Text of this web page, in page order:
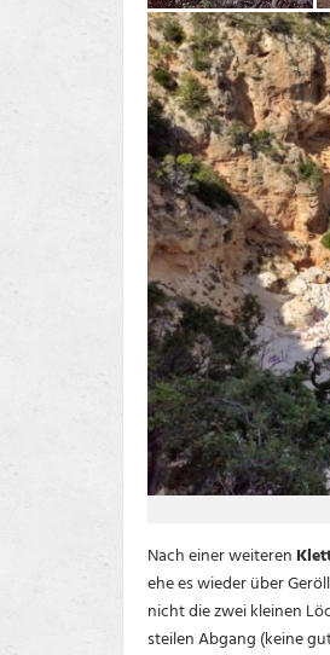
Nach einer weiteren
ehe es wieder über
nicht die zwei kleinen
steilen Abgang (keine